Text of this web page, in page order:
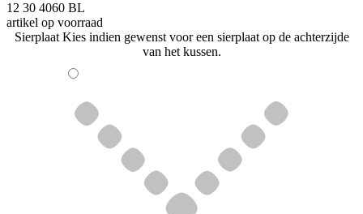
12 30 4060 BL
artikel op voorraad
Sierplaat Kies indien gewenst voor een sierplaat op de achterzijde
van het kussen.